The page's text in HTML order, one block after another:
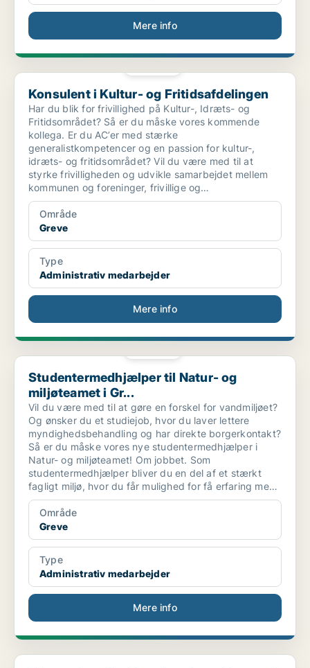
Mere info
Konsulent i Kultur- og Fritidsafdelingen
Konsulent i Kultur- og Fritidsafdelingen
Har du blik for frivillighed på Kultur-, Idræts- og
Fritidsområdet? Så er du måske vores kommende
kollega. Er du AC’er med stærke
generalistkompetencer og en passion for kultur-,
idræts- og fritidsområdet? Vil du være med til at
styrke frivilligheden og udvikle samarbejdet mellem
kommunen og foreninger, frivillige og
kulturinstitutioner?
Område
Greve
Type
Administrativ medarbejder
Mere info
Studentermedhjælper til Natur- og miljøteamet i Gr...
Studentermedhjælper til Natur- og
miljøteamet i Gr...
Vil du være med til at gøre en forskel for vandmiljøet?
Og ønsker du et studiejob, hvor du laver lettere
myndighedsbehandling og har direkte borgerkontakt?
Så er du måske vores nye studentermedhjælper i
Natur- og miljøteamet! Om jobbet. Som
studentermedhjælper bliver du en del af et stærkt
fagligt miljø, hvor du får mulighed for få erfaring med
det kommunale arbejde på natur- og miljøområdet.
Område
Greve
Type
Administrativ medarbejder
Mere info
Økonomi og Planlægningskonsulent med lead på Grøn ...